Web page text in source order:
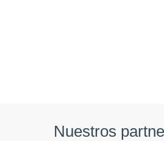
Nuestros